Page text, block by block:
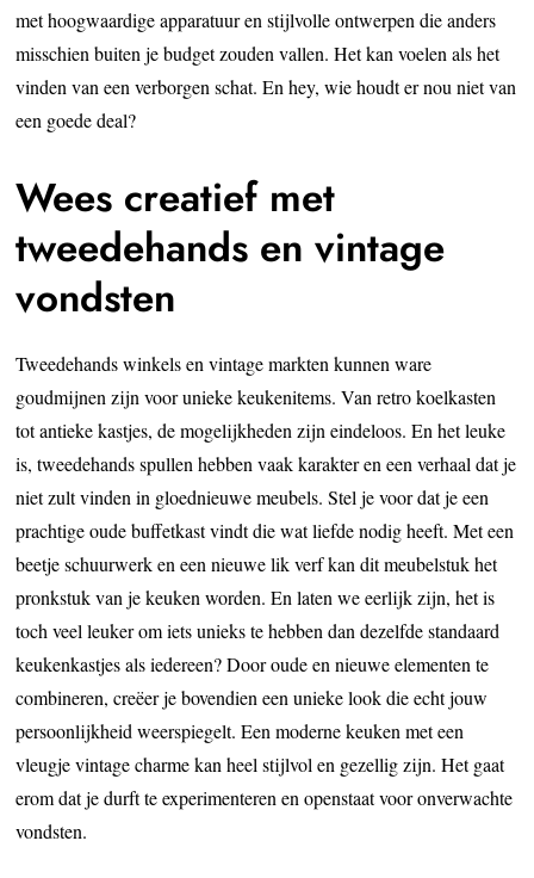
met hoogwaardige apparatuur en stijlvolle ontwerpen die anders
misschien buiten je budget zouden vallen. Het kan voelen als het
vinden van een verborgen schat. En hey, wie houdt er nou niet van
een goede deal?
Wees creatief met
tweedehands en vintage
vondsten
Tweedehands winkels en vintage markten kunnen ware
goudmijnen zijn voor unieke keukenitems. Van retro koelkasten
tot antieke kastjes, de mogelijkheden zijn eindeloos. En het leuke
is, tweedehands spullen hebben vaak karakter en een verhaal dat je
niet zult vinden in gloednieuwe meubels. Stel je voor dat je een
prachtige oude buffetkast vindt die wat liefde nodig heeft. Met een
beetje schuurwerk en een nieuwe lik verf kan dit meubelstuk het
pronkstuk van je keuken worden. En laten we eerlijk zijn, het is
toch veel leuker om iets unieks te hebben dan dezelfde standaard
keukenkastjes als iedereen? Door oude en nieuwe elementen te
combineren, creëer je bovendien een unieke look die echt jouw
persoonlijkheid weerspiegelt. Een moderne keuken met een
vleugje vintage charme kan heel stijlvol en gezellig zijn. Het gaat
erom dat je durft te experimenteren en openstaat voor onverwachte
vondsten.